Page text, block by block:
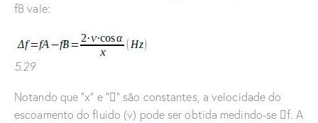
fB vale:
5.29
Notando que “x” e “” são constantes, a velocidade do
escoamento do fluido (v) pode ser obtida medindo-se f. A